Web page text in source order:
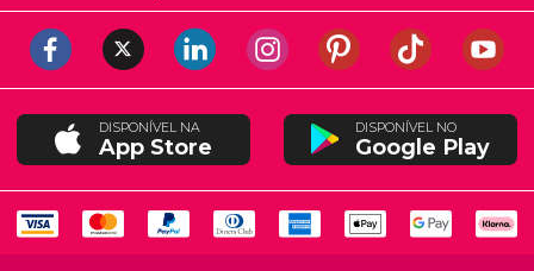
DISPONÍVEL NA
App Store
DISPONÍVEL NO
Google Play